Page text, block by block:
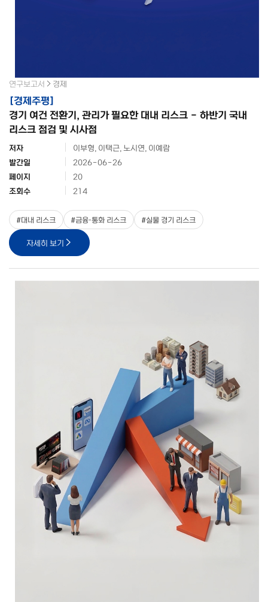
연구보고서 경제
[경제주평]
경기 여건 전환기, 관리가 필요한 대내 리스크 - 하반기 국내
리스크 점검 및 시사점
저자
이부형, 이택근, 노시연, 이예람
발간일
2026-06-26
페이지
20
조회수
214
#대내 리스크 #금융·통화 리스크 #실물 경기 리스크
자세히 보기